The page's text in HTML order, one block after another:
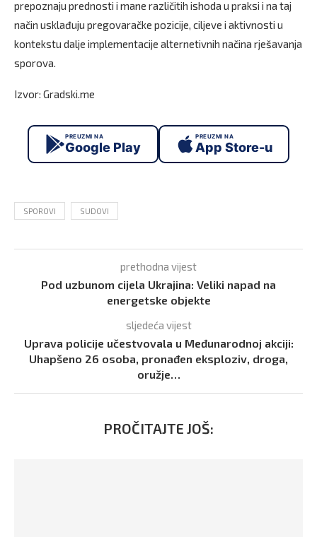
prepoznaju prednosti i mane različitih ishoda u praksi i na taj
način usklađuju pregovaračke pozicije, ciljeve i aktivnosti u
kontekstu dalje implementacije alternetivnih načina rješavanja
sporova.
Izvor: Gradski.me
PREUZMI NA
Google Play
PREUZMI NA
App Store-u
SPOROVI SUDOVI
prethodna vijest
Pod uzbunom cijela Ukrajina: Veliki napad na
energetske objekte
sljedeća vijest
Uprava policije učestvovala u Međunarodnoj akciji:
Uhapšeno 26 osoba, pronađen eksploziv, droga,
oružje…
PROČITAJTE JOŠ: